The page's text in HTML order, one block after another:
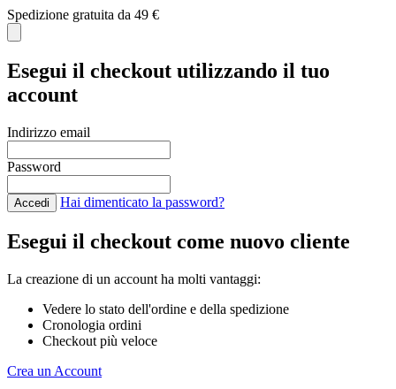
Spedizione gratuita da 49 €
Esegui il checkout utilizzando il tuo
account
Indirizzo email
Password
Accedi Hai dimenticato la password?
Esegui il checkout come nuovo cliente
La creazione di un account ha molti vantaggi:
Vedere lo stato dell'ordine e della spedizione
Cronologia ordini
Checkout più veloce
Crea un Account